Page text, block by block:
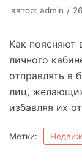
автор: admin
Как поясняют
личного
отправлять в
лиц,
избавляя их
Метки: